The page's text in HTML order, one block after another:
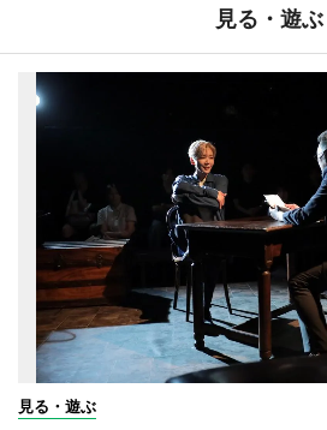
見る・遊ぶ
見る・遊ぶ